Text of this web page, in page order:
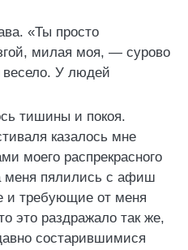
«Ты просто
милая моя, — сурово
У людей
тишины и покоя.
казалось мне
моего распрекрасного
меня пялились с афиш
и требующие от меня
это раздражало так же,
состарившимися